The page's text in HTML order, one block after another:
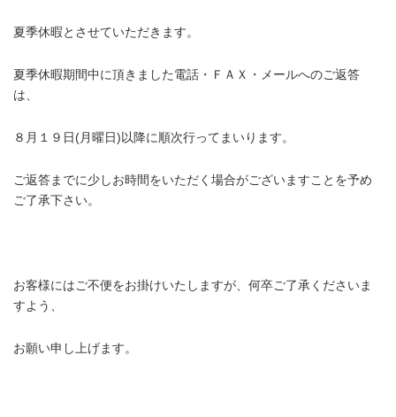
夏季休暇とさせていただきます。
夏季休暇期間中に頂きました電話・ＦＡＸ・メールへのご返答
は、
８月１９日(月曜日)以降に順次行ってまいります。
ご返答までに少しお時間をいただく場合がございますことを予め
ご了承下さい。
お客様にはご不便をお掛けいたしますが、何卒ご了承くださいま
すよう、
お願い申し上げます。